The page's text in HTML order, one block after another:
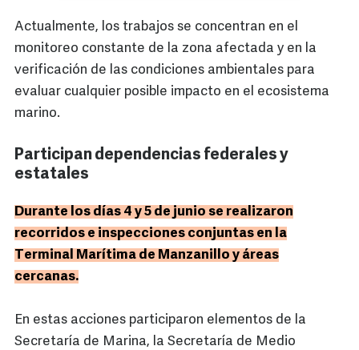
Actualmente, los trabajos se concentran en el
monitoreo constante de la zona afectada y en la
verificación de las condiciones ambientales para
evaluar cualquier posible impacto en el ecosistema
marino.
Participan dependencias federales y
estatales
Durante los días 4 y 5 de junio se realizaron
recorridos e inspecciones conjuntas en la
Terminal Marítima de Manzanillo y áreas
cercanas.
En estas acciones participaron elementos de la
Secretaría de Marina, la Secretaría de Medio